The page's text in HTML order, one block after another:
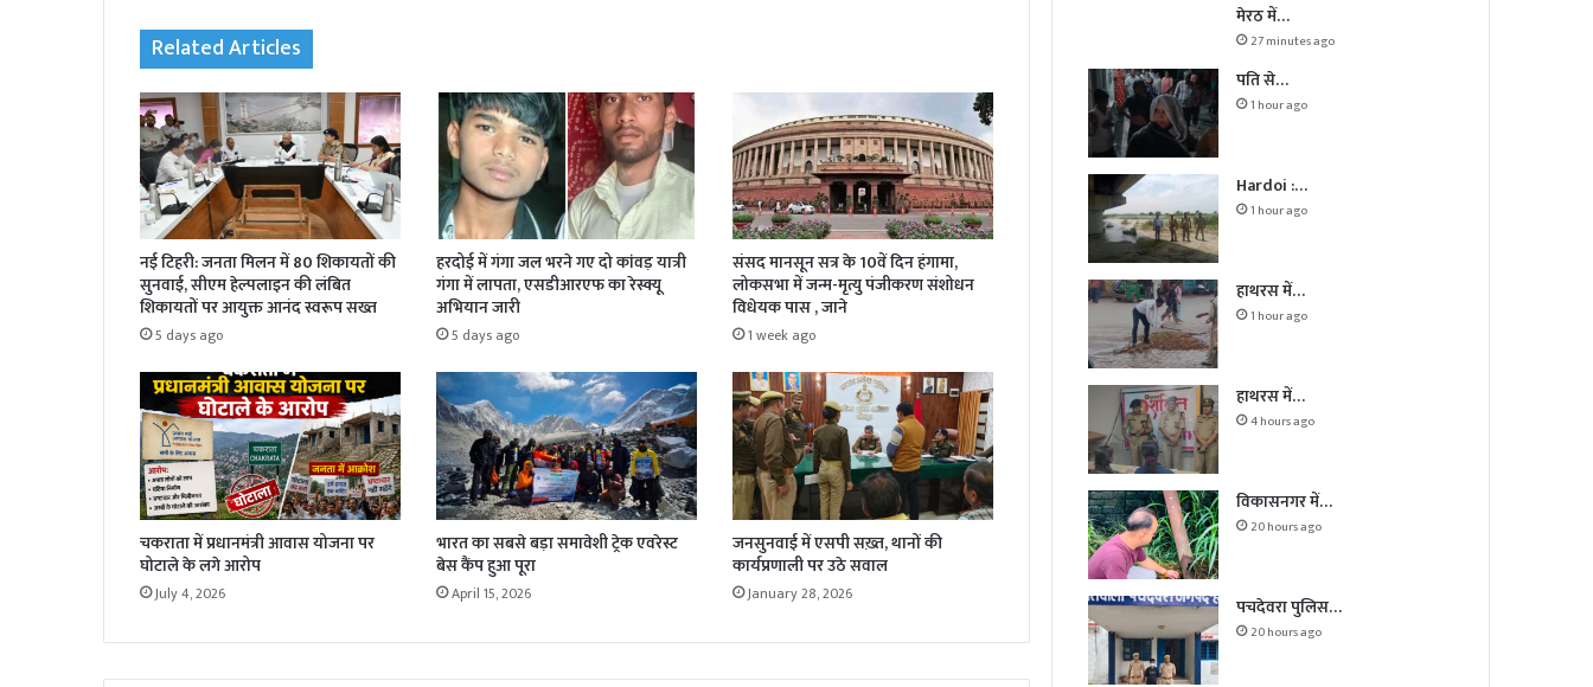
Related Articles
नई टिहरी: जनता मिलन में 80 शिकायतों की
सुनवाई, सीएम हेल्पलाइन की लंबित
शिकायतों पर आयुक्त आनंद स्वरूप सख्त
5 days ago
हरदोई में गंगा जल भरने गए दो कांवड़ यात्री
गंगा में लापता, एसडीआरएफ का रेस्क्यू
अभियान जारी
5 days ago
संसद मानसून सत्र के 10वें दिन हंगामा,
लोकसभा में जन्म-मृत्यु पंजीकरण संशोधन
विधेयक पास , जाने
1 week ago
चकराता में प्रधानमंत्री आवास योजना पर
घोटाले के लगे आरोप
July 4, 2026
भारत का सबसे बड़ा समावेशी ट्रेक एवरेस्ट
बेस कैंप हुआ पूरा
April 15, 2026
जनसुनवाई में एसपी सख़्त, थानों की
कार्यप्रणाली पर उठे सवाल
January 28, 2026
मेरठ में…
27 minutes ago
पति से…
1 hour ago
Hardoi :…
1 hour ago
हाथरस में…
1 hour ago
हाथरस में…
4 hours ago
विकासनगर में…
20 hours ago
पचदेवरा पुलिस…
20 hours ago